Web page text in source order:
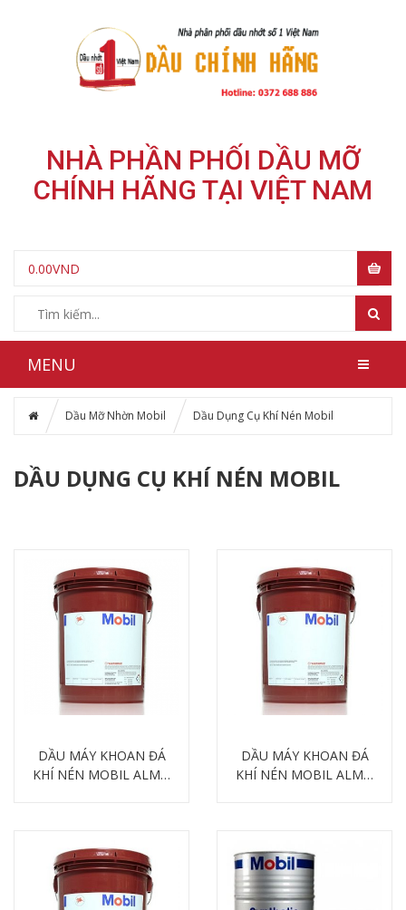
NHÀ PHẦN PHỐI DẦU MỠ
CHÍNH HÃNG TẠI VIỆT NAM
0.00VND
MENU
Dầu Mỡ Nhờn Mobil Dầu Dụng Cụ Khí Nén Mobil
DẦU DỤNG CỤ KHÍ NÉN MOBIL
DẦU MÁY KHOAN ĐÁ
KHÍ NÉN MOBIL ALMO
DẦU MÁY KHOAN ĐÁ
KHÍ NÉN MOBIL ALMO